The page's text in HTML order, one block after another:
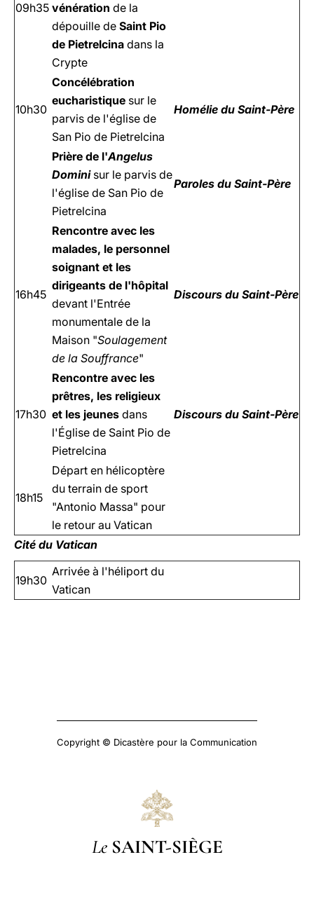
09h35 vénération de la
dépouille de Saint Pio
de Pietrelcina dans la
Crypte
10h30
Concélébration
eucharistique sur le
parvis de l'église de
San Pio de Pietrelcina
Homélie du Saint-Père
Prière de l'Angelus
Dominisur le parvis de
l'église de San Pio de
Pietrelcina
Paroles du Saint-Père
16h45
Rencontre avec les
malades, le personnel
soignant et les
dirigeants de l'hôpital
devant l'Entrée
monumentale de la
Maison "Soulagement
de la Souffrance"
Discours du Saint-Père
17h30
Rencontre avec les
prêtres, les religieux
et les jeunes dans
l'Église de Saint Pio de
Pietrelcina
Discours du Saint-Père
18h15
Départ en hélicoptère
du terrain de sport
"Antonio Massa" pour
le retour au Vatican
Cité du Vatican
19h30
Arrivée à l'héliport du
Vatican
Copyright © Dicastère pour la Communication
Le SAINT-SIÈGE